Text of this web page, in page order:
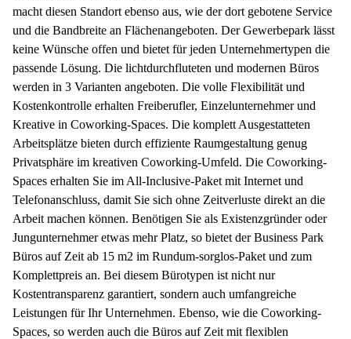
macht diesen Standort ebenso aus, wie der dort gebotene Service
und die Bandbreite an Flächenangeboten. Der Gewerbepark lässt
keine Wünsche offen und bietet für jeden Unternehmertypen die
passende Lösung. Die lichtdurchfluteten und modernen Büros
werden in 3 Varianten angeboten. Die volle Flexibilität und
Kostenkontrolle erhalten Freiberufler, Einzelunternehmer und
Kreative in Coworking-Spaces. Die komplett Ausgestatteten
Arbeitsplätze bieten durch effiziente Raumgestaltung genug
Privatsphäre im kreativen Coworking-Umfeld. Die Coworking-
Spaces erhalten Sie im All-Inclusive-Paket mit Internet und
Telefonanschluss, damit Sie sich ohne Zeitverluste direkt an die
Arbeit machen können. Benötigen Sie als Existenzgründer oder
Jungunternehmer etwas mehr Platz, so bietet der Business Park
Büros auf Zeit ab 15 m2 im Rundum-sorglos-Paket und zum
Komplettpreis an. Bei diesem Bürotypen ist nicht nur
Kostentransparenz garantiert, sondern auch umfangreiche
Leistungen für Ihr Unternehmen. Ebenso, wie die Coworking-
Spaces, so werden auch die Büros auf Zeit mit flexiblen